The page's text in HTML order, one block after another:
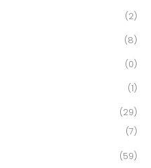
(2)
(8)
(0)
(1)
(29)
(7)
(59)